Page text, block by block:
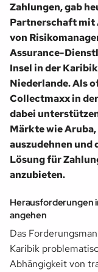
Zahlungen, gab
Partnerschaft mit
von
Assurance-
Insel in der
Niederlande. Als
Collectmaxx in
dabei
Märkte wie
auszudehnen und
Lösung für
anzubieten.
Herausforderungen
angehen
Das
Karibik
Abhängigkeit von